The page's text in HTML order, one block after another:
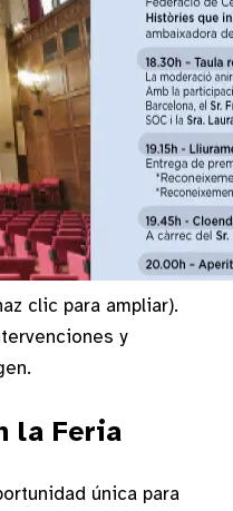
clic para ampliar).
y
la Feria
única para